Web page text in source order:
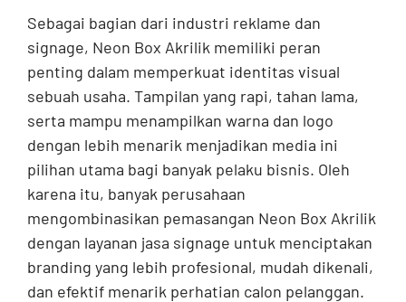
Sebagai bagian dari industri reklame dan
signage, Neon Box Akrilik memiliki peran
penting dalam memperkuat identitas visual
sebuah usaha. Tampilan yang rapi, tahan lama,
serta mampu menampilkan warna dan logo
dengan lebih menarik menjadikan media ini
pilihan utama bagi banyak pelaku bisnis. Oleh
karena itu, banyak perusahaan
mengombinasikan pemasangan Neon Box Akrilik
dengan layanan jasa signage untuk menciptakan
branding yang lebih profesional, mudah dikenali,
dan efektif menarik perhatian calon pelanggan.